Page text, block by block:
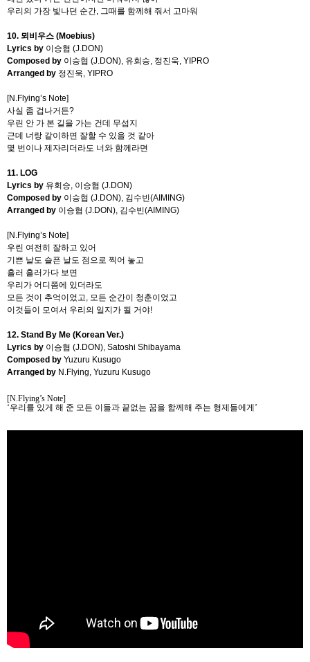
우리의 가장 빛나던 순간, 그때를 함께해 줘서 고마워
10. 뫼비우스 (Moebius)
Lyrics by 이승협 (J.DON)
Composed by 이승협 (J.DON), 유회승, 정진욱, YIPRO
Arranged by 정진욱, YIPRO
[N.Flying’s Note]
사실 좀 겁나거든?
우린 안 가 본 길을 가는 건데 무섭지
근데 너랑 같이하면 잘할 수 있을 것 같아
몇 번이나 제자리더라도 너와 함께라면
11. LOG
Lyrics by 유회승, 이승협 (J.DON)
Composed by 이승협 (J.DON), 김수빈(AIMING)
Arranged by 이승협 (J.DON), 김수빈(AIMING)
[N.Flying’s Note]
우린 여전히 잘하고 있어
기쁜 날도 슬픈 날도 점으로 찍어 놓고
흘러 흘러가다 보면
우리가 어디쯤에 있더라도
모든 것이 추억이었고, 모든 순간이 청춘이었고
이것들이 모여서 우리의 일지가 될 거야!
12. Stand By Me (Korean Ver.)
Lyrics by 이승협 (J.DON), Satoshi Shibayama
Composed by Yuzuru Kusugo
Arranged by N.Flying, Yuzuru Kusugo
[N.Flying’s Note]
‘우리를 있게 해 준 모든 이들과 끝없는 꿈을 함께해 주는 형제들에게’